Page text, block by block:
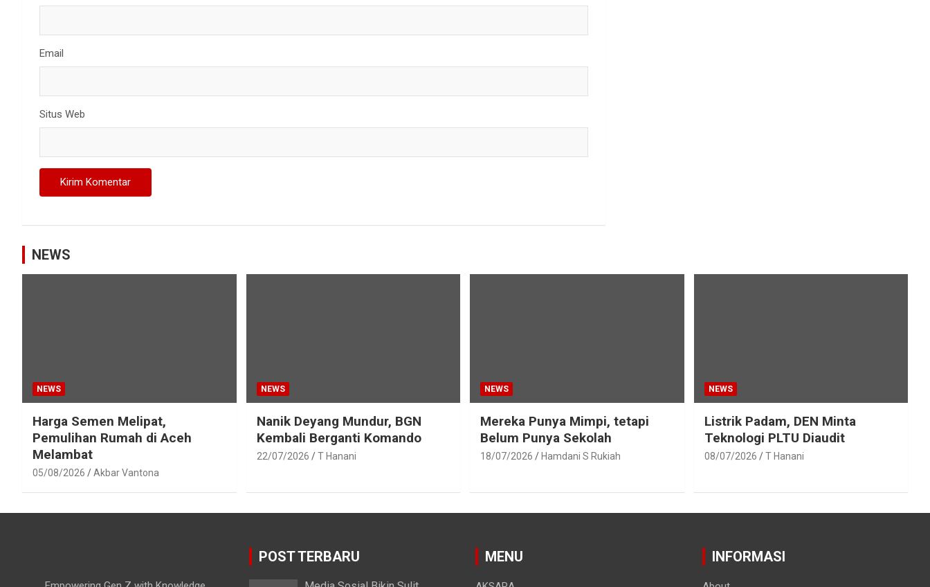
Email
Situs Web
NEWS
NEWS
Harga Semen Melipat,
Pemulihan Rumah di Aceh
Melambat
05/08/2026 Akbar Vantona
NEWS
Nanik Deyang Mundur, BGN
Kembali Berganti Komando
22/07/2026 T Hanani
NEWS
Mereka Punya Mimpi, tetapi
Belum Punya Sekolah
18/07/2026 Hamdani S Rukiah
NEWS
Listrik Padam, DEN Minta
Teknologi PLTU Diaudit
08/07/2026 T Hanani
POST TERBARU MENU INFORMASI